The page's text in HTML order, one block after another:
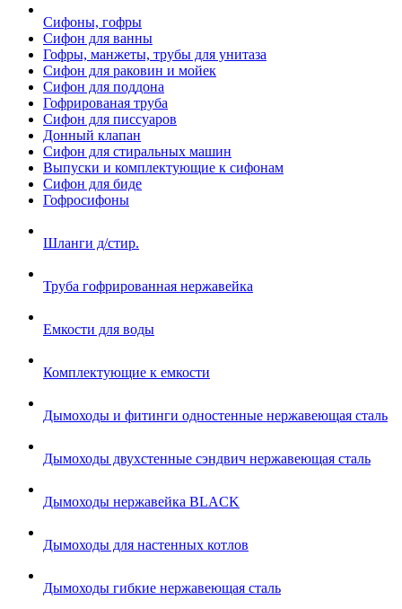
Сифоны, гофры
Сифон для ванны
Гофры, манжеты, трубы для унитаза
Сифон для раковин и мойек
Сифон для поддона
Гофрированая труба
Сифон для писсуаров
Донный клапан
Сифон для стиральных машин
Выпуски и комплектующие к сифонам
Сифон для биде
Гофросифоны
Шланги д/стир.
Труба гофрированная нержавейка
Емкости для воды
Комплектующие к емкости
Дымоходы и фитинги одностенные нержавеющая сталь
Дымоходы двухстенные сэндвич нержавеющая сталь
Дымоходы нержавейка BLACK
Дымоходы для настенных котлов
Дымоходы гибкие нержавеющая сталь